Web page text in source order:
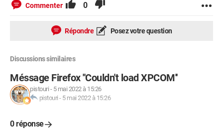
Commenter 0
Répondre Posez votre question
Discussions similaires
Méssage Firefox ''Couldn't load XPCOM''
pistouri - 5 mai 2022 à 15:26
pistouri - 5 mai 2022 à 15:26
0 réponse